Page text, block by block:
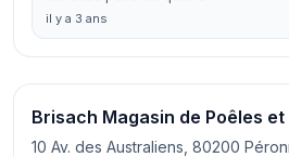
il y a 3 ans
Brisach Magasin de Poêles
10 Av. des Australiens, 80200